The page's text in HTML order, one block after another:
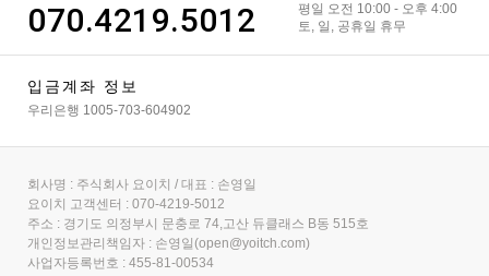
070.4219.5012
평일 오전 10:00 - 오후 4:00
토, 일, 공휴일 휴무
입금계좌 정보
우리은행 1005-703-604902
회사명 : 주식회사 요이치 / 대표 : 손영일
요이치 고객센터 : 070-4219-5012
주소 : 경기도 의정부시 문충로 74,고산 듀클래스 B동 515호
개인정보관리책임자 : 손영일(open@yoitch.com)
사업자등록번호 : 455-81-00534